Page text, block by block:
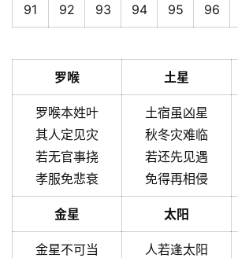
91 92 93 94 95 96
罗喉 土星
罗喉本姓叶
其人定见灾
若无官事挠
孝服免悲衰
土宿虽凶星
秋冬灾难临
若还先见遇
免得再相侵
金星 太阳
金星不可当
人若逢太阳